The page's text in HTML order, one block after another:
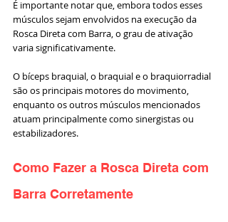
É importante notar que, embora todos esses
músculos sejam envolvidos na execução da
Rosca Direta com Barra, o grau de ativação
varia significativamente.
O bíceps braquial, o braquial e o braquiorradial
são os principais motores do movimento,
enquanto os outros músculos mencionados
atuam principalmente como sinergistas ou
estabilizadores.
Como Fazer a Rosca Direta com
Barra Corretamente